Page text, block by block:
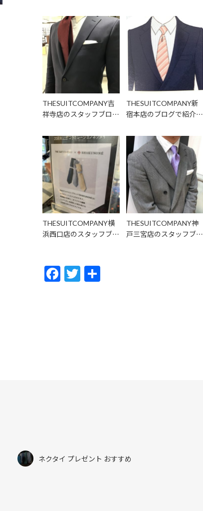
THESUITCOMPANY吉
祥寺店のスタッフブロ…
THESUITCOMPANY新
宿本店のブログで紹介…
THESUITCOMPANY横
浜西口店のスタッフブ…
THESUITCOMPANY神
戸三宮店のスタッフブ…
F
ac
T
w
ネクタイ プレゼント おすすめ